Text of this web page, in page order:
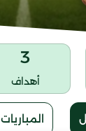
3
أهداف
المباريات